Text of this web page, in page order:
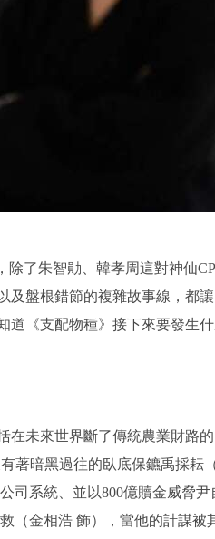
了朱智勛、韓孝周這對神仙
及盤根錯節的複雜故事線，都
道《支配物種》接下來要發生
在未來世界斷了傳統農業財路
著暗黑過往的臥底保鑣禹採耘
司系統、並以800億贖金威脅
（金相浩 飾），當他的計謀被